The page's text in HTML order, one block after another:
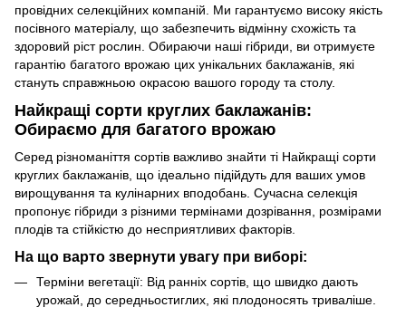
провідних селекційних компаній. Ми гарантуємо високу якість
посівного матеріалу, що забезпечить відмінну схожість та
здоровий ріст рослин. Обираючи наші гібриди, ви отримуєте
гарантію багатого врожаю цих унікальних баклажанів, які
стануть справжньою окрасою вашого городу та столу.
Найкращі сорти круглих баклажанів:
Обираємо для багатого врожаю
Серед різноманіття сортів важливо знайти ті Найкращі сорти
круглих баклажанів, що ідеально підійдуть для ваших умов
вирощування та кулінарних вподобань. Сучасна селекція
пропонує гібриди з різними термінами дозрівання, розмірами
плодів та стійкістю до несприятливих факторів.
На що варто звернути увагу при виборі:
Терміни вегетації: Від ранніх сортів, що швидко дають
урожай, до середньостиглих, які плодоносять триваліше.